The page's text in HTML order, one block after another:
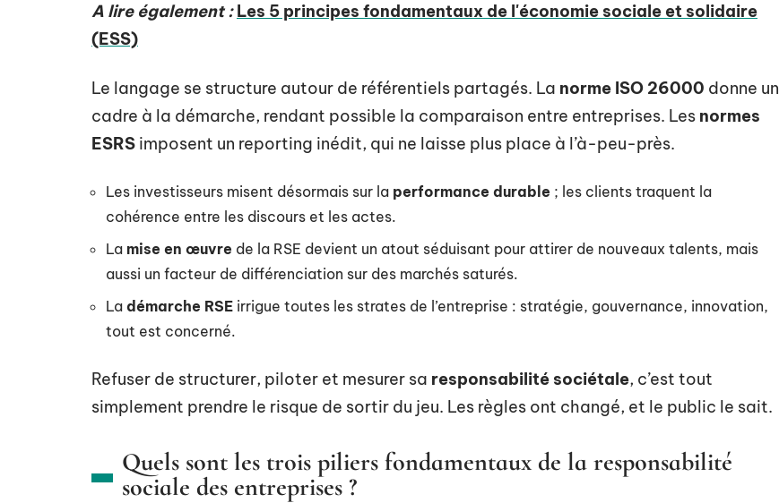
A lire également : Les 5 principes fondamentaux de l'économie sociale et solidaire
(ESS)
Le langage se structure autour de référentiels partagés. La norme ISO 26000 donne un
cadre à la démarche, rendant possible la comparaison entre entreprises. Les normes
ESRS imposent un reporting inédit, qui ne laisse plus place à l’à-peu-près.
Les investisseurs misent désormais sur la performance durable ; les clients traquent la
cohérence entre les discours et les actes.
La mise en œuvre de la RSE devient un atout séduisant pour attirer de nouveaux talents, mais
aussi un facteur de différenciation sur des marchés saturés.
La démarche RSE irrigue toutes les strates de l’entreprise : stratégie, gouvernance, innovation,
tout est concerné.
Refuser de structurer, piloter et mesurer sa responsabilité sociétale, c’est tout
simplement prendre le risque de sortir du jeu. Les règles ont changé, et le public le sait.
Quels sont les trois piliers fondamentaux de la responsabilité
sociale des entreprises ?